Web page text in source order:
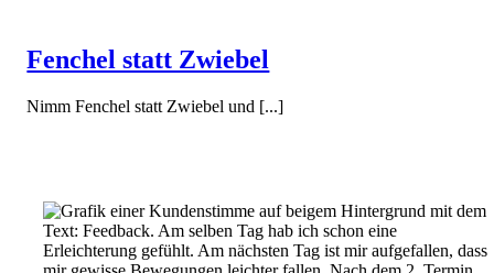
Fenchel statt Zwiebel
Nimm Fenchel statt Zwiebel und [...]